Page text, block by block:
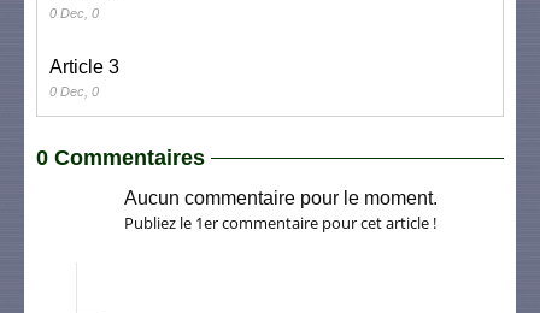
0 Dec, 0
Article 3
0 Dec, 0
0 Commentaires
Aucun commentaire pour le moment.
Publiez le 1er commentaire pour cet article !